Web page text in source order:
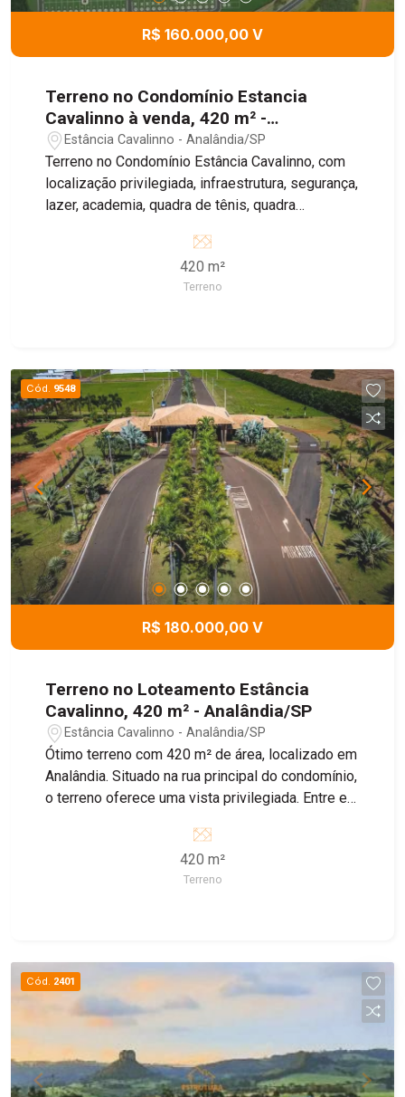
R$ 160.000,00 V
Terreno no Condomínio Estancia
Cavalinno à venda, 420 m² -
Analândia/SP
Estância Cavalinno - Analândia/SP
Terreno no Condomínio Estância Cavalinno, com
localização privilegiada, infraestrutura, segurança,
lazer, academia, quadra de tênis, quadra
420 m²
Terreno
Cód. 9548
R$ 180.000,00 V
Terreno no Loteamento Estância
Cavalinno, 420 m² - Analândia/SP
Estância Cavalinno - Analândia/SP
Ótimo terreno com 420 m² de área, localizado em
Analândia. Situado na rua principal do condomínio,
o terreno oferece uma vista privilegiada. Entre em
420 m²
Terreno
Cód. 2401